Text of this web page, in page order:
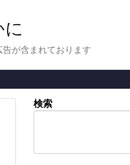
が含まれております
検索